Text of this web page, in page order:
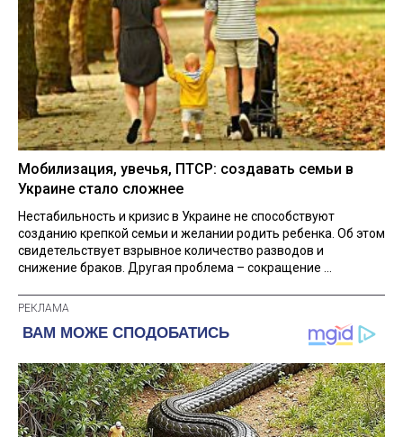
Мобилизация, увечья, ПТСР: создавать семьи в
Украине стало сложнее
Нестабильность и кризис в Украине не способствуют
созданию крепкой семьи и желании родить ребенка. Об этом
свидетельствует взрывное количество разводов и
снижение браков. Другая проблема – сокращение ...